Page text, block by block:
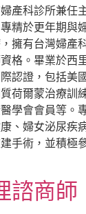
產科診所兼任
精於更年期與
擁有台灣婦產
格。畢業於西
認證，包括美
荷爾蒙治療訓
學會會員等。
、婦女泌尿疾
手術，並積極
諮商師